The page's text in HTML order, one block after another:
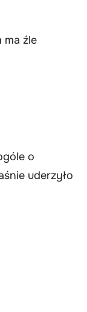
ma źle
o
uderzyło